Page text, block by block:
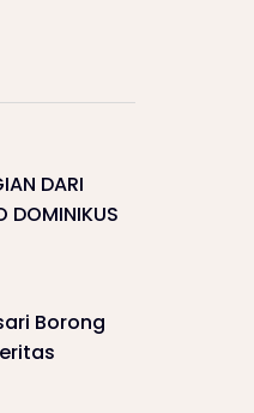
DARI
DOMINIKUS
Borong